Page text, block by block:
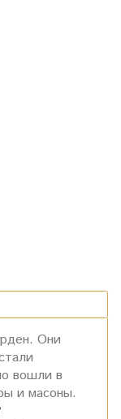
Они
вошли в
и масоны.